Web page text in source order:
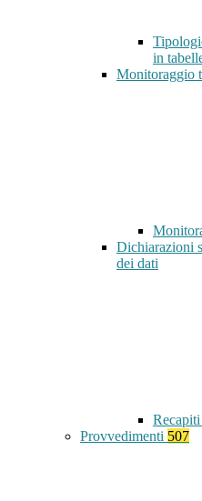
in
Monitoraggio
Dichiarazioni
dei dati
Provvedimenti 507